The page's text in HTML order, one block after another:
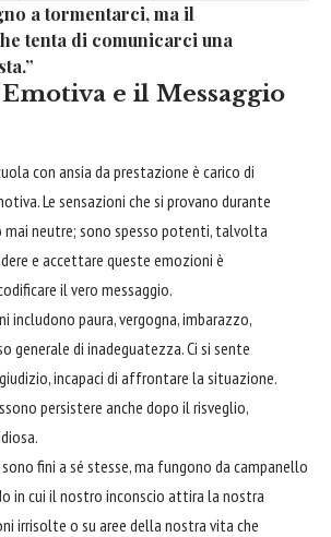
a tormentarci, ma il
tenta di comunicarci una
e il Messaggio
con ansia da prestazione è carico di
Le sensazioni che si provano durante
mai neutre; sono spesso potenti, talvolta
e accettare queste emozioni è
il vero messaggio.
includono paura, vergogna, imbarazzo,
generale di inadeguatezza. Ci si sente
incapaci di affrontare la situazione.
persistere anche dopo il risveglio,
fini a sé stesse, ma fungono da campanello
in cui il nostro inconscio attira la nostra
irrisolte o su aree della nostra vita che